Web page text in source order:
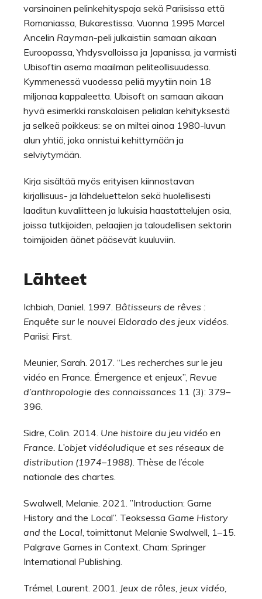
varsinainen pelinkehityspaja sekä Pariisissa että
Romaniassa, Bukarestissa. Vuonna 1995 Marcel
Ancelin Rayman-peli julkaistiin samaan aikaan
Euroopassa, Yhdysvalloissa ja Japanissa, ja varmisti
Ubisoftin asema maailman peliteollisuudessa.
Kymmenessä vuodessa peliä myytiin noin 18
miljonaa kappaleetta. Ubisoft on samaan aikaan
hyvä esimerkki ranskalaisen pelialan kehityksestä
ja selkeä poikkeus: se on miltei ainoa 1980-luvun
alun yhtiö, joka onnistui kehittymään ja
selviytymään.
Kirja sisältää myös erityisen kiinnostavan
kirjallisuus- ja lähdeluettelon sekä huolellisesti
laaditun kuvaliitteen ja lukuisia haastattelujen osia,
joissa tutkijoiden, pelaajien ja taloudellisen sektorin
toimijoiden äänet pääsevät kuuluviin.
Lähteet
Ichbiah, Daniel. 1997. Bâtisseurs de rêves :
Enquête sur le nouvel Eldorado des jeux vidéos.
Pariisi: First.
Meunier, Sarah. 2017. “Les recherches sur le jeu
vidéo en France. Émergence et enjeux”, Revue
d’anthropologie des connaissances 11 (3): 379–
396.
Sidre, Colin. 2014. Une histoire du jeu vidéo en
France. L’objet vidéoludique et ses réseaux de
distribution (1974–1988). Thèse de l’école
nationale des chartes.
Swalwell, Melanie. 2021. ”Introduction: Game
History and the Local”. Teoksessa Game History
and the Local, toimittanut Melanie Swalwell, 1–15.
Palgrave Games in Context. Cham: Springer
International Publishing.
Trémel, Laurent. 2001. Jeux de rôles, jeux vidéo,